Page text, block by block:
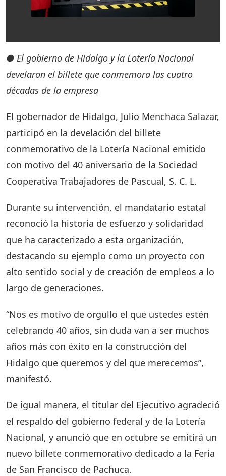
● El gobierno de Hidalgo y la Lotería Nacional
develaron el billete que conmemora las cuatro
décadas de la empresa
El gobernador de Hidalgo, Julio Menchaca Salazar,
participó en la develación del billete
conmemorativo de la Lotería Nacional emitido
con motivo del 40 aniversario de la Sociedad
Cooperativa Trabajadores de Pascual, S. C. L.
Durante su intervención, el mandatario estatal
reconoció la historia de esfuerzo y solidaridad
que ha caracterizado a esta organización,
destacando su ejemplo como un proyecto con
alto sentido social y de creación de empleos a lo
largo de generaciones.
“Nos es motivo de orgullo el que ustedes estén
celebrando 40 años, sin duda van a ser muchos
años más con éxito en la construcción del
Hidalgo que queremos y del que merecemos”,
manifestó.
De igual manera, el titular del Ejecutivo agradeció
el respaldo del gobierno federal y de la Lotería
Nacional, y anunció que en octubre se emitirá un
nuevo billete conmemorativo dedicado a la Feria
de San Francisco de Pachuca.